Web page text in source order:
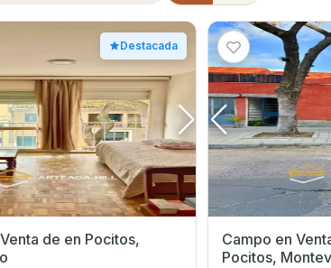
Destacada
en Pocitos,
Campo en Venta de con
Pocitos,